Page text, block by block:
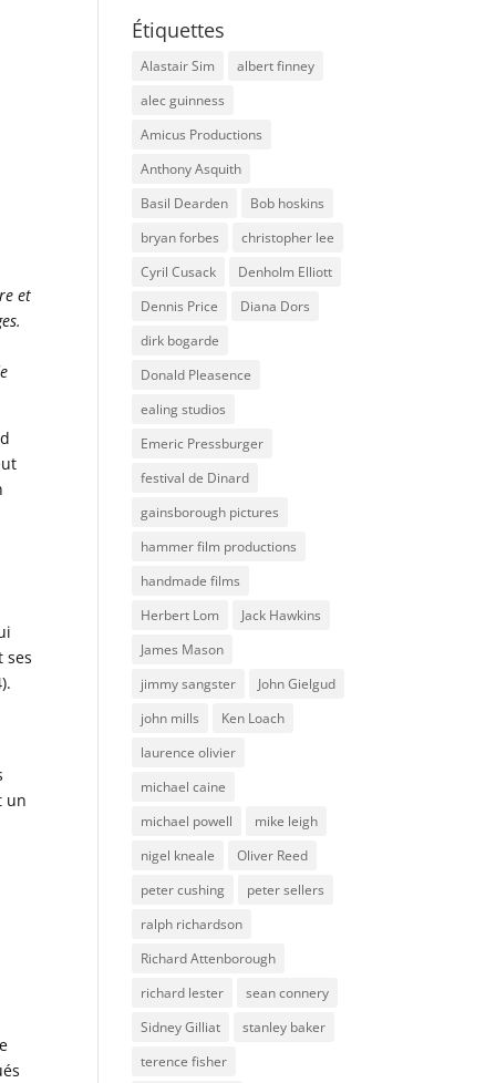
et
ses
un
Étiquettes
Alastair Sim
albert finney
alec guinness
Amicus Productions
Anthony Asquith
Basil Dearden
Bob hoskins
bryan forbes
christopher lee
Cyril Cusack
Denholm Elliott
Dennis Price
Diana Dors
dirk bogarde
Donald Pleasence
ealing studios
Emeric Pressburger
festival de Dinard
gainsborough pictures
hammer film productions
handmade films
Herbert Lom
Jack Hawkins
James Mason
jimmy sangster
John Gielgud
john mills
Ken Loach
laurence olivier
michael caine
michael powell
mike leigh
nigel kneale
Oliver Reed
peter cushing
peter sellers
ralph richardson
Richard Attenborough
richard lester
sean connery
Sidney Gilliat
stanley baker
terence fisher